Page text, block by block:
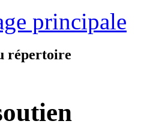
principale
répertoire